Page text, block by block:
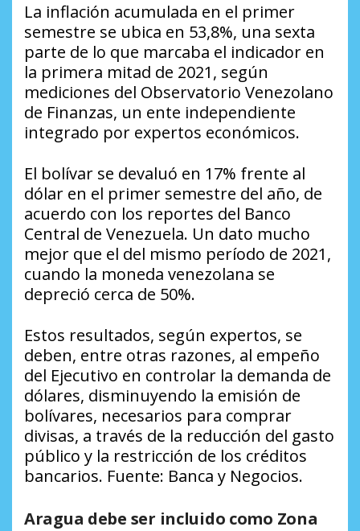
La inflación acumulada en el primer
semestre se ubica en 53,8%, una sexta
parte de lo que marcaba el indicador en
la primera mitad de 2021, según
mediciones del Observatorio Venezolano
de Finanzas, un ente independiente
integrado por expertos económicos.
El bolívar se devaluó en 17% frente al
dólar en el primer semestre del año, de
acuerdo con los reportes del Banco
Central de Venezuela. Un dato mucho
mejor que el del mismo período de 2021,
cuando la moneda venezolana se
depreció cerca de 50%.
Estos resultados, según expertos, se
deben, entre otras razones, al empeño
del Ejecutivo en controlar la demanda de
dólares, disminuyendo la emisión de
bolívares, necesarios para comprar
divisas, a través de la reducción del gasto
público y la restricción de los créditos
bancarios. Fuente: Banca y Negocios.
Aragua debe ser incluido como Zona